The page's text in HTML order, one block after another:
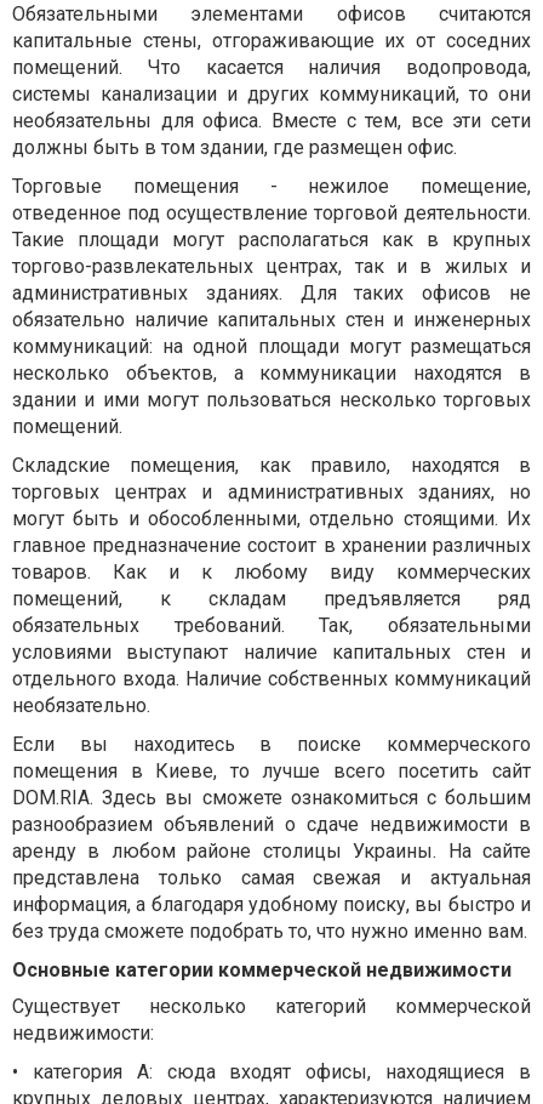
Обязательными элементами офисов считаются
капитальные стены, отгораживающие их от соседних
помещений. Что касается наличия водопровода,
системы канализации и других коммуникаций, то они
необязательны для офиса. Вместе с тем, все эти сети
должны быть в том здании, где размещен офис.
Торговые помещения - нежилое помещение,
отведенное под осуществление торговой деятельности.
Такие площади могут располагаться как в крупных
торгово-развлекательных центрах, так и в жилых и
административных зданиях. Для таких офисов не
обязательно наличие капитальных стен и инженерных
коммуникаций: на одной площади могут размещаться
несколько объектов, а коммуникации находятся в
здании и ими могут пользоваться несколько торговых
помещений.
Складские помещения, как правило, находятся в
торговых центрах и административных зданиях, но
могут быть и обособленными, отдельно стоящими. Их
главное предназначение состоит в хранении различных
товаров. Как и к любому виду коммерческих
помещений, к складам предъявляется ряд
обязательных требований. Так, обязательными
условиями выступают наличие капитальных стен и
отдельного входа. Наличие собственных коммуникаций
необязательно.
Если вы находитесь в поиске коммерческого
помещения в Киеве, то лучше всего посетить сайт
DOM.RIA. Здесь вы сможете ознакомиться с большим
разнообразием объявлений о сдаче недвижимости в
аренду в любом районе столицы Украины. На сайте
представлена только самая свежая и актуальная
информация, а благодаря удобному поиску, вы быстро и
без труда сможете подобрать то, что нужно именно вам.
Основные категории коммерческой недвижимости
Существует несколько категорий коммерческой
недвижимости:
• категория А: сюда входят офисы, находящиеся в
крупных деловых центрах, характеризуются наличием